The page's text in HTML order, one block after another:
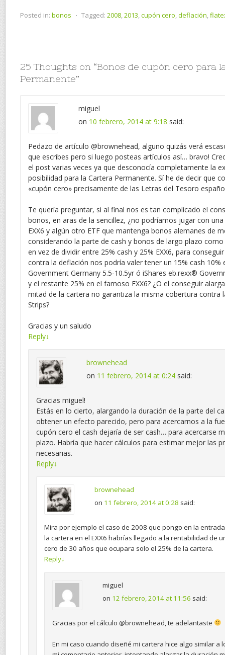
Posted in: bonos ⋅ Tagged: 2008,2013,cupón cero,deflación,
25 Thoughts on “Bonos de cupón cero para
Permanente”
miguel
on 10 febrero, 2014 at 9:18 said:
Pedazo de artículo @brownehead, alguno quizás verá
que escribes pero si luego posteas artículos así… bravo!
el post varias veces ya que desconocía completamente la
posibilidad para la Cartera Permanente. Sí he de decir que
«cupón cero» precisamente de las Letras del Tesoro
Te quería preguntar, si al final nos es tan complicado el
bonos, en aras de la sencillez, ¿no podríamos jugar con
EXX6 y algún otro ETF que mantenga bonos alemanes de
considerando la parte de cash y bonos de largo plazo
en vez de dividir entre 25% cash y 25% EXX6, para
contra la deflación nos podría valer tener un 15% cash 10%
Government Germany 5.5-10.5yr ó iShares eb.rexx®
y el restante 25% en el famoso EXX6? ¿O el conseguir
mitad de la cartera no garantiza la misma cobertura contra
Strips?
Gracias y un saludo
Reply↓
brownehead
on 11 febrero, 2014 at 0:24 said:
Gracias miguel!
Estás en lo cierto, alargando la duración de la parte del
obtener un efecto parecido, pero para acercarnos a la
cupón cero el cash dejaría de ser cash… para acercarse
plazo. Habría que hacer cálculos para estimar mejor las
necesarias.
Reply↓
brownehead
on 11 febrero, 2014 at 0:28 said:
Mira por ejemplo el caso de 2008 que pongo en la
la cartera en el EXX6 habrías llegado a la rentabilidad de
cero de 30 años que ocupara solo el 25% de la cartera.
Reply↓
miguel
on 12 febrero, 2014 at 11:56 said:
Gracias por el cálculo @brownehead, te adelantaste
En mi caso cuando diseñé mi cartera hice algo similar a